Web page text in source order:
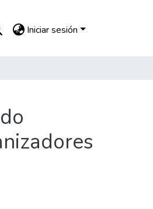
Iniciar sesión